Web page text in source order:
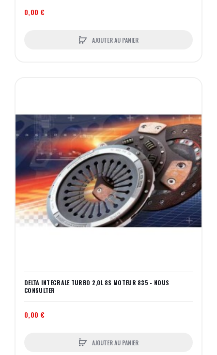
0,00 €
AJOUTER AU PANIER
DELTA INTEGRALE TURBO 2,0L 8S MOTEUR 835 - NOUS
CONSULTER
0,00 €
AJOUTER AU PANIER